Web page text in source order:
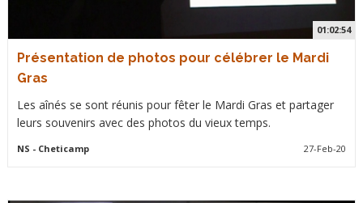
01:02:54
Présentation de photos pour célébrer le Mardi
Gras
Les aînés se sont réunis pour fêter le Mardi Gras et partager
leurs souvenirs avec des photos du vieux temps.
NS - Cheticamp 27-Feb-20